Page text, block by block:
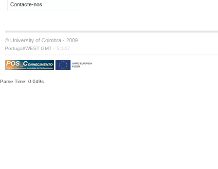
Contacte-nos
© University of Coimbra · 2009
Portugal/WEST GMT · S:147
Parse Time: 0.049s